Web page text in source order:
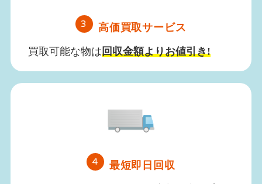
3 高価買取サービス
買取可能な物は回収金額よりお値引き!
4 最短即日回収